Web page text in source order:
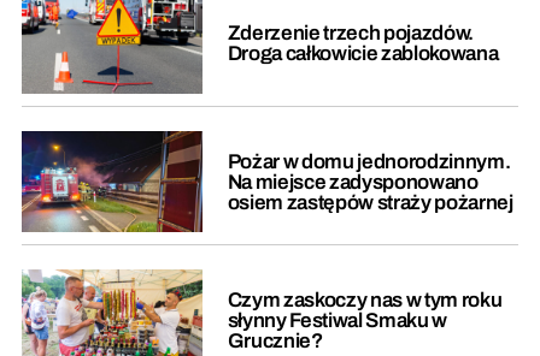
Zderzenie trzech pojazdów.
Droga całkowicie zablokowana
Pożar w domu jednorodzinnym.
Na miejsce zadysponowano
osiem zastępów straży pożarnej
Czym zaskoczy nas w tym roku
słynny Festiwal Smaku w
Grucznie?